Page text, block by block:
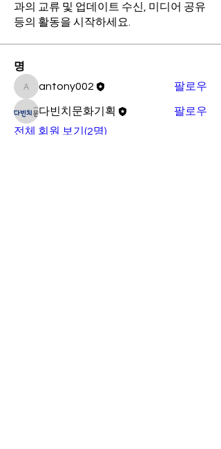
과의 교류 및 업데이트 수신, 미디어 공유
등의 활동을 시작하세요.
명
antony002
antony002 팔로우
다빈치문화기획
팔로우
전체 회원 보기(2명)